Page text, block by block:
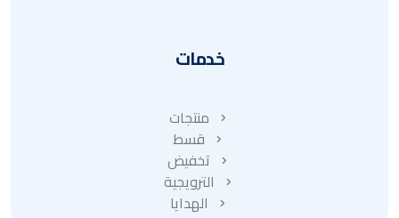
خدمات
منتجات
قسط
تخفيض
الترويجية
الهدايا